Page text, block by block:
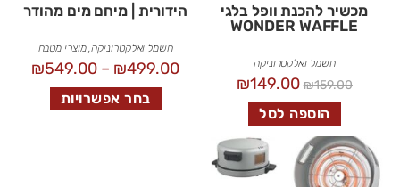
מכשיר להכנת וופל בלגי
WONDER WAFFLE
חשמל ואלקטרוניקה
₪159.00
₪149.00
הוספה לסל
הידורית | מיחם מים מהודר
חשמל ואלקטרוניקה,מוצרי מטבח
₪499.00
–
₪549.00
בחר אפשרויות